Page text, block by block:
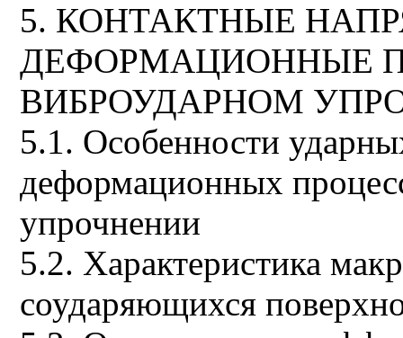
5. КОНТАКТНЫЕ
ДЕФОРМАЦИОННЫЕ
ВИБРОУДАРНОМ
5.1. Особенности
деформационных
упрочнении
5.2. Характеристика
соударяющихся